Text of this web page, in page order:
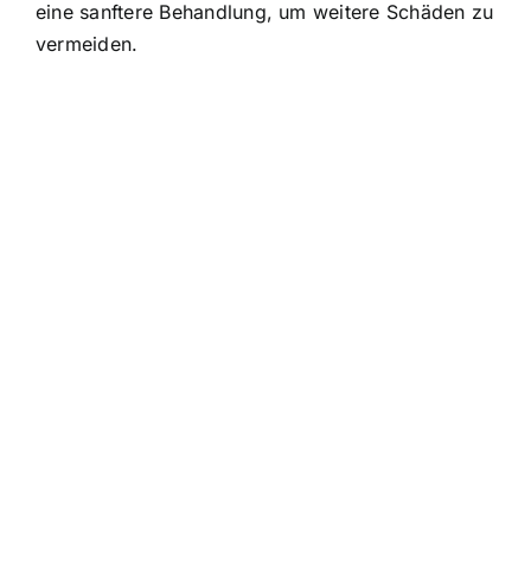
eine sanftere Behandlung, um weitere Schäden zu
vermeiden.